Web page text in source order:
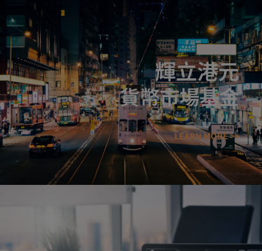
輝立港元
貨幣市場基金
LEARN MORE >>